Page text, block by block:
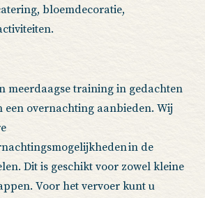
bloemdecoratie,
meerdaagse training in gedachten
een overnachting aanbieden. Wij
in de
Dit is geschikt voor zowel kleine
Voor het vervoer kunt u